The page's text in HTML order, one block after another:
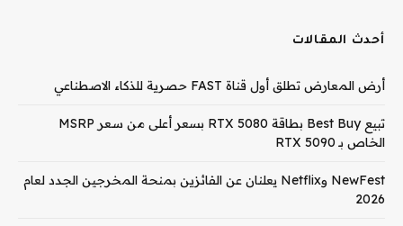
أحدث المقالات
أرض المعارض تطلق أول قناة FAST حصرية للذكاء الاصطناعي
تبيع Best Buy بطاقة RTX 5080 بسعر أعلى من سعر MSRP
الخاص بـ RTX 5090
NewFest وNetflix يعلنان عن الفائزين بمنحة المخرجين الجدد لعام
2026